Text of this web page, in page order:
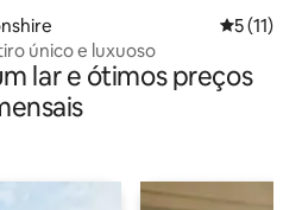
5 de uma
5 (11)
único e luxuoso
lar e ótimos preços